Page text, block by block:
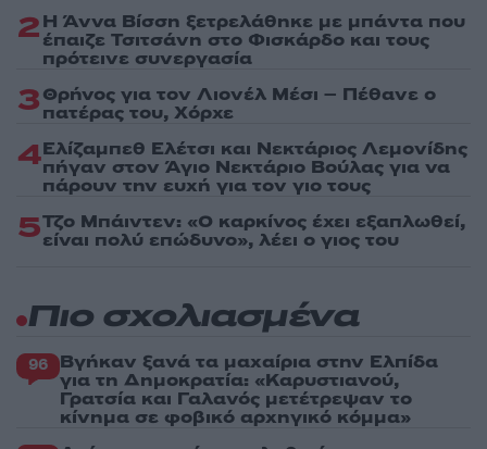
2Η Άννα Βίσση ξετρελάθηκε με μπάντα που
έπαιζε Τσιτσάνη στο Φισκάρδο και τους
πρότεινε συνεργασία
3Θρήνος για τον Λιονέλ Μέσι – Πέθανε ο
πατέρας του, Χόρχε
4Ελίζαμπεθ Ελέτσι και Νεκτάριος Λεμονίδης
πήγαν στον Άγιο Νεκτάριο Βούλας για να
πάρουν την ευχή για τον γιο τους
5Τζο Μπάιντεν: «Ο καρκίνος έχει εξαπλωθεί,
είναι πολύ επώδυνο», λέει ο γιος του
Πιο σχολιασμένα
96 Βγήκαν ξανά τα μαχαίρια στην Ελπίδα
για τη Δημοκρατία: «Καρυστιανού,
Γρατσία και Γαλανός μετέτρεψαν το
κίνημα σε φοβικό αρχηγικό κόμμα»